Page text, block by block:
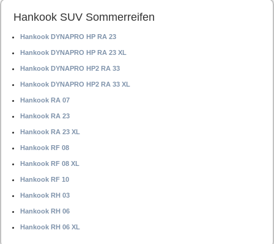
Hankook SUV Sommerreifen
Hankook DYNAPRO HP RA 23
Hankook DYNAPRO HP RA 23 XL
Hankook DYNAPRO HP2 RA 33
Hankook DYNAPRO HP2 RA 33 XL
Hankook RA 07
Hankook RA 23
Hankook RA 23 XL
Hankook RF 08
Hankook RF 08 XL
Hankook RF 10
Hankook RH 03
Hankook RH 06
Hankook RH 06 XL